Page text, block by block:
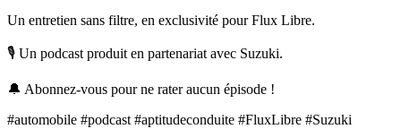
Un entretien sans filtre, en exclusivité pour Flux Libre.
🎙️ Un podcast produit en partenariat avec Suzuki.
🔔 Abonnez-vous pour ne rater aucun épisode !
#automobile #podcast #aptitudeconduite #FluxLibre #Suzuki